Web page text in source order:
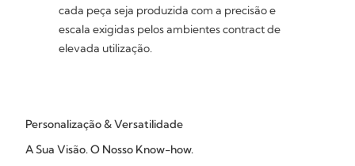
cada peça seja produzida com a precisão e
escala exigidas pelos ambientes contract de
elevada utilização.
Personalização & Versatilidade
A Sua Visão. O Nosso Know-how.